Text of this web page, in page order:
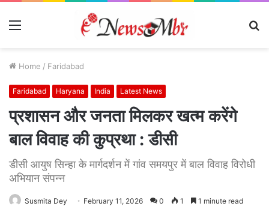
Menu
Home / Faridabad
Faridabad Haryana India Latest News
प्रशासन और जनता मिलकर खत्म करेंगे
बाल विवाह की कुप्रथा : डीसी
डीसी आयुष सिन्हा के मार्गदर्शन में गांव समयपुर में बाल विवाह विरोधी
अभियान संपन्न
Susmita Dey February 11, 2026 0 1 1 minute read